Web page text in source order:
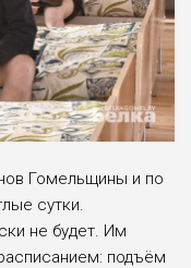
Гомельщины и по
сутки.
не будет. Им
подъём